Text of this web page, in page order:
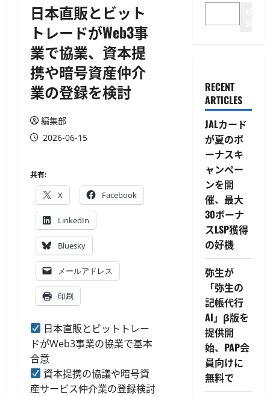
日本直販とビット
トレードがWeb3事
業で協業、資本提
携や暗号資産仲介
業の登録を検討
編集部
2026-06-15
共有:
X Facebook
LinkedIn
Bluesky
メールアドレス
印刷
日本直販とビットトレー
ドがWeb3事業の協業で基本
合意
資本提携の協議や暗号資
産サービス仲介業の登録検討
RECENT
ARTICLES
JALカード
が夏のボ
ーナスキ
ャンペー
ンを開
催、最大
30ボーナ
スLSP獲得
の好機
弥生が
「弥生の
記帳代行
AI」β版を
提供開
始、PAP会
員向けに
無料で